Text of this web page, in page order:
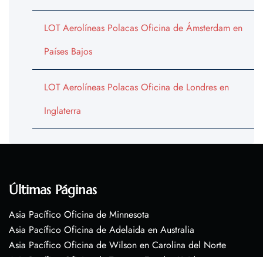
LOT Aerolíneas Polacas Oficina de Ámsterdam en
Países Bajos
LOT Aerolíneas Polacas Oficina de Londres en
Inglaterra
Últimas Páginas
Asia Pacífico Oficina de Minnesota
Asia Pacífico Oficina de Adelaida en Australia
Asia Pacífico Oficina de Wilson en Carolina del Norte